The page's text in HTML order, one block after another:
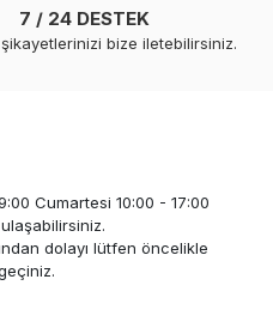
7 / 24 DESTEK
bize iletebilirsiniz.
Cumartesi 10:00 - 17:00
dolayı lütfen öncelikle